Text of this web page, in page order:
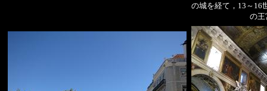
の城を経て，13～16
の王